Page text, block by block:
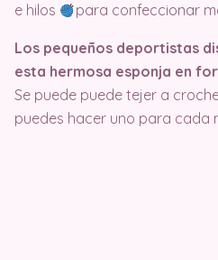
e hilos
para confeccionar
Los pequeños deportistas
esta hermosa esponja en
Se puede puede tejer a
puedes hacer uno para cada